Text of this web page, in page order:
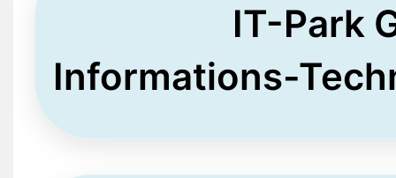
IT-Park
Informations-